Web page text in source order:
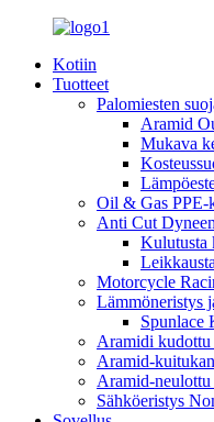
Kotiin
Tuotteet
Palomiesten
Aramid
Mukava
Oil & Gas PPE-
Anti Cut
Kulutusta
Motorcycle
Lämmöneristys
Spunlace
Aramidi kudottu
Aramid-
Aramid-neulottu
Sähköeristys